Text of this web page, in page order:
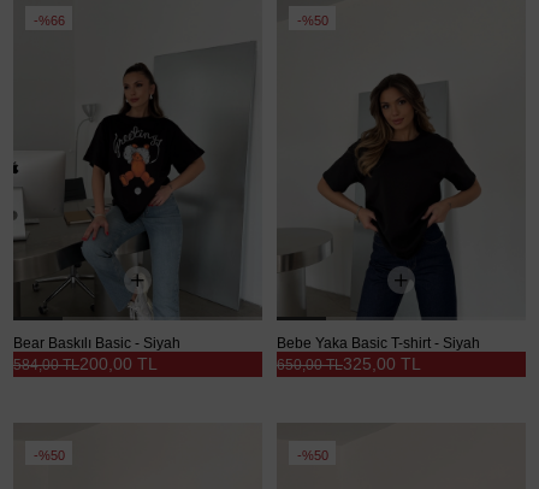
%66
Bear Baskılı Basic - Siyah
200,00 TL
584,00 TL
%50
Bebe Yaka Basic T-shirt - Siyah
325,00 TL
650,00 TL
%50 %50